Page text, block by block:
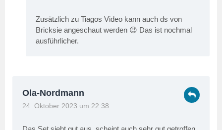
Zusätzlich zu Tiagos Video kann auch ds von
Bricksie angeschaut werden 😉 Das ist nochmal
ausführlicher.
Ola-Nordmann
24. Oktober 2023 um 22:38